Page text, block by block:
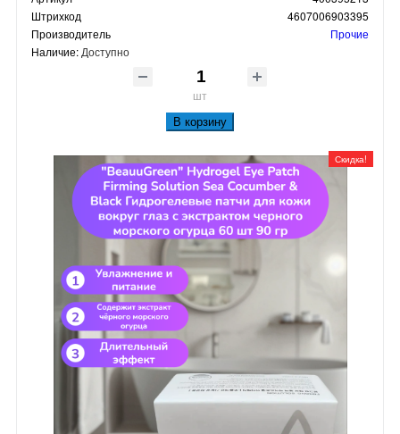
Штрихкод
4607006903395
Производитель
Прочие
Наличие: Доступно
шт
В корзину
Скидка!